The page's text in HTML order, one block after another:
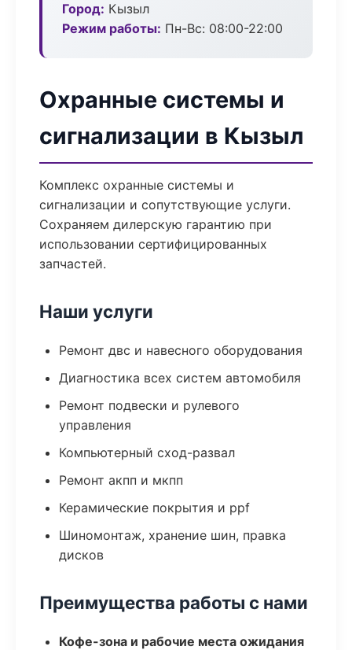
Город: Кызыл
Режим работы: Пн-Вс: 08:00-22:00
Охранные системы и
сигнализации в Кызыл
Комплекс охранные системы и
сигнализации и сопутствующие услуги.
Сохраняем дилерскую гарантию при
использовании сертифицированных
запчастей.
Наши услуги
Ремонт двс и навесного оборудования
Диагностика всех систем автомобиля
Ремонт подвески и рулевого
управления
Компьютерный сход-развал
Ремонт акпп и мкпп
Керамические покрытия и ppf
Шиномонтаж, хранение шин, правка
дисков
Преимущества работы с нами
Кофе-зона и рабочие места ожидания